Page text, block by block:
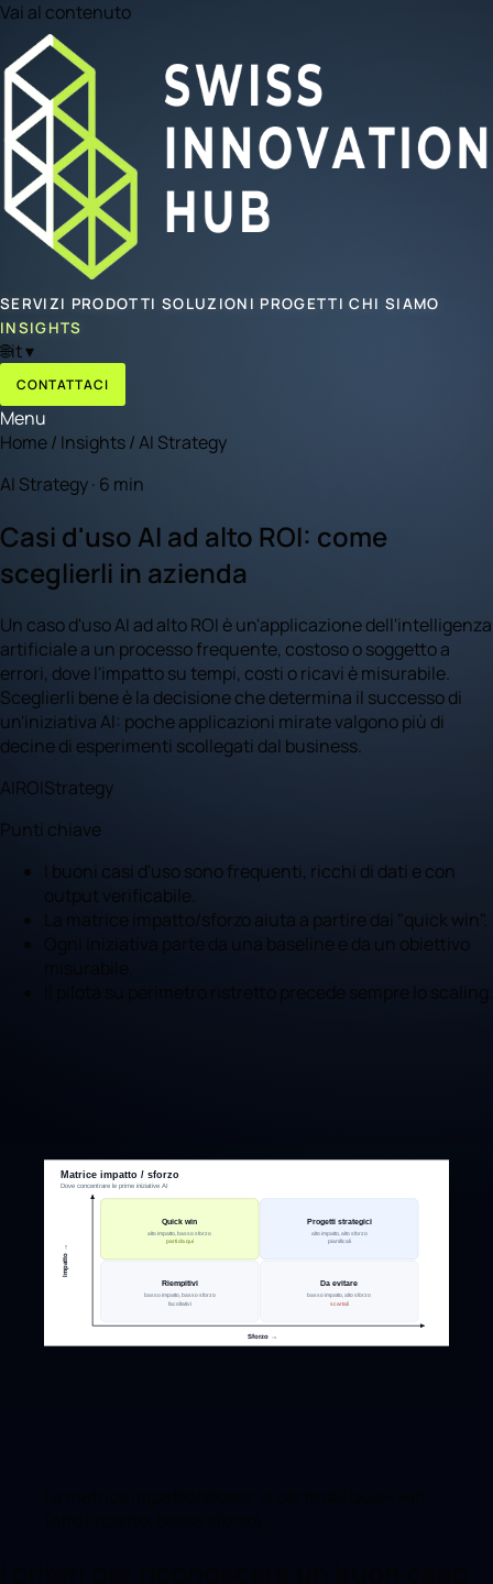
Vai al contenuto
SERVIZI PRODOTTI SOLUZIONI PROGETTICHI SIAMO
INSIGHTS
🌐it▾
CONTATTACI
Menu
Home/ Insights/AI Strategy
AI Strategy · 6 min
Casi d'uso AI ad alto ROI: come
sceglierli in azienda
Un caso d'uso AI ad alto ROI è un'applicazione dell'intelligenza
artificiale a un processo frequente, costoso o soggetto a
errori, dove l'impatto su tempi, costi o ricavi è misurabile.
Sceglierli bene è la decisione che determina il successo di
un'iniziativa AI: poche applicazioni mirate valgono più di
decine di esperimenti scollegati dal business.
AIROIStrategy
Punti chiave
I buoni casi d'uso sono frequenti, ricchi di dati e con
output verificabile.
La matrice impatto/sforzo aiuta a partire dai "quick win".
Ogni iniziativa parte da una baseline e da un obiettivo
Il pilota su perimetro ristretto precede sempre lo scaling.